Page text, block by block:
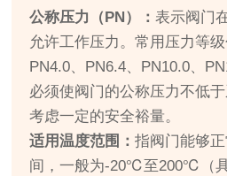
公称压力（PN）：表示阀门
允许工作压力。常用压力等级
PN4.0、PN6.4、PN10.0、
必须使阀门的公称压力不低
考虑一定的安全裕量。
适用温度范围：指阀门能够
间，一般为-20℃至200℃（